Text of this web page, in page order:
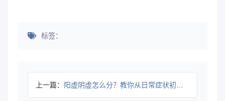
标签：
上一篇： 阳虚阴虚怎么分？教你从日常症状初步判断